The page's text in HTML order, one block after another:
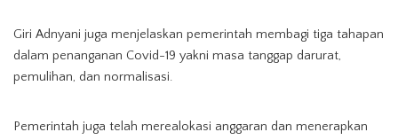
Giri Adnyani juga menjelaskan pemerintah membagi tiga tahapan
dalam penanganan Covid-19 yakni masa tanggap darurat,
pemulihan, dan normalisasi.
Pemerintah juga telah merealokasi anggaran dan menerapkan